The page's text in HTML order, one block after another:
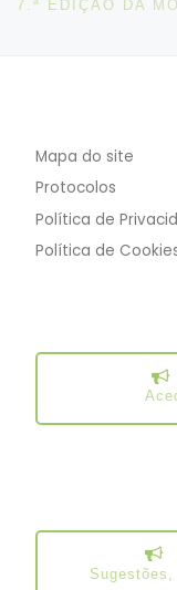
Mapa do site
Protocolos
Política de
Política de